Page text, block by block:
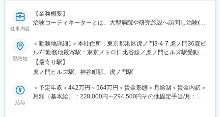
フイベントと両立して長く就業出来るように、完全チーム制や時
間単位の有給取得、スーパーフレックスタイム制度を導入し（原
育児休業は満3歳まで、育児短時間勤務は小学校3年年まで利用可
能です。
■キャリアパス
約4～5年後にチームをまとめるチーフやリーダーに任命される
と、チームのプロジェクトの進捗管理やメンバーのフォローをし
ています。更に管理職であるマネージャーに任命されるとオフィ
仕事内容
【業務概要】
治験コーディネーターとは、大型病院や研究施設へ訪問し治験(新
ります。
【お仕事の解説】
■治験とは：新薬開発の最終段階で患者さんの協力を得ておこなわ
れる試験(治験)のことです。
■治験コーディネーター（CRC）とは：治験がスムーズに進行す
るよう、病院や研究施設とのスケジュール調整や治験に関連する
事務的業務のサポート等を行う仕事です。
勤務地
＜勤務地詳細1＞本社住所：東京都港区虎ノ門3-4-7 虎ノ門36森ビ
ル7F勤務地最寄駅：東京メトロ日比谷線／虎ノ門ヒルズ駅受動喫
煙対策：屋内全面禁煙＜勤務地詳細2＞静岡市内の医療施設住所：
静岡市内 受動喫煙対策：屋内全面禁煙変更の範囲：会社の定める
【最寄り駅】
虎ノ門ヒルズ駅、神谷町駅、虎ノ門駅
給与
＜予定年収＞442万円～564万円＜賃金形態＞月給制＜賃金内訳＞
月額（基本給）：228,000円～294,500円その他固定手当/月：